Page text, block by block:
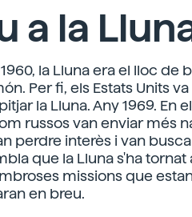
a la
la Lluna era el lloc de
Per fi, els Estats Units
la Lluna. Any 1969. En
russos van enviar més
perdre interès i van
que la Lluna s'ha
missions que
en breu.